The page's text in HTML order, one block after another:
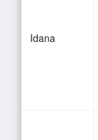
Idana